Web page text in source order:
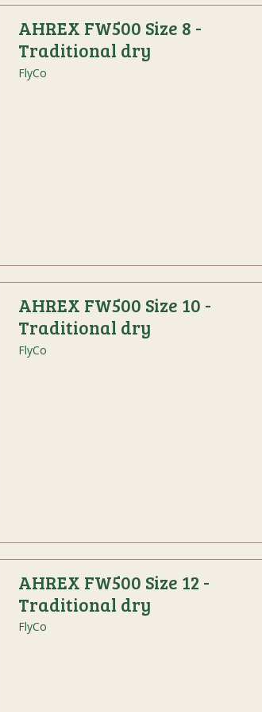
AHREX FW500 Size 8 -
Traditional dry
FlyCo
AHREX FW500 Size 10 -
Traditional dry
FlyCo
AHREX FW500 Size 12 -
Traditional dry
FlyCo